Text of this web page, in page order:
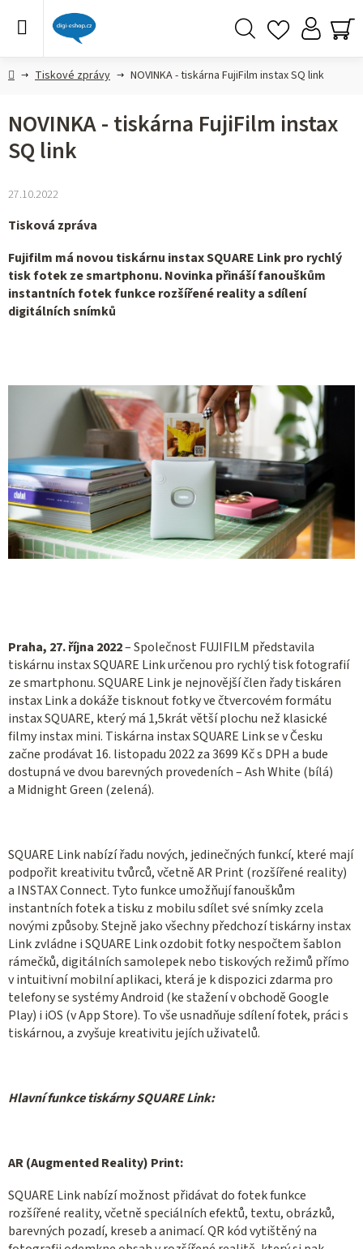
DomůTiskové zprávy NOVINKA - tiskárna FujiFilm instax SQ link
NOVINKA - tiskárna FujiFilm instax
SQ link
27.10.2022
Tisková zpráva
Fujifilm má novou tiskárnu instax SQUARE Linkpro rychlý
tisk fotek ze smartphonu. Novinka přináší fanouškům
instantních fotek funkce rozšířené reality a sdílení
digitálních snímků
Praha, 27. října 2022–Společnost FUJIFILM představila
tiskárnu instax SQUARE Link určenou pro rychlý tisk fotografií
ze smartphonu. SQUARE Link je nejnovější člen řady tiskáren
instax Link a dokáže tisknout fotky ve čtvercovém formátu
instax SQUARE, který má 1,5krát větší plochu než klasické
filmy instax mini. Tiskárna instax SQUARE Link se v Česku
začne prodávat 16. listopadu 2022 za 3699 Kč s DPH a bude
dostupná ve dvou barevných provedeních –Ash White (bílá)
a Midnight Green (zelená).
SQUARE Link nabízí řadu nových, jedinečných funkcí, které mají
podpořit kreativitu tvůrců, včetně AR Print (rozšířené reality)
a INSTAX Connect. Tyto funkce umožňují fanouškům
instantních fotek a tisku z mobilu sdílet své snímky zcela
novými způsoby. Stejně jako všechny předchozí tiskárny instax
Link zvládne i SQUARE Link ozdobit fotky nespočtem šablon
rámečků, digitálních samolepek nebo tiskových režimů přímo
v intuitivní mobilní aplikaci, která je k dispozici zdarma pro
telefony se systémy Android (ke stažení v obchodě Google
Play) i iOS (v App Store). To vše usnadňuje sdílení fotek, práci s
tiskárnou, a zvyšuje kreativitu jejích uživatelů.
Hlavní funkce tiskárny SQUARE Link:
AR (Augmented Reality) Print:
SQUARE Link nabízí možnost přidávat do fotek funkce
rozšířené reality, včetně speciálních efektů, textu, obrázků,
barevných pozadí, kreseb a animací. QR kód vytištěný na